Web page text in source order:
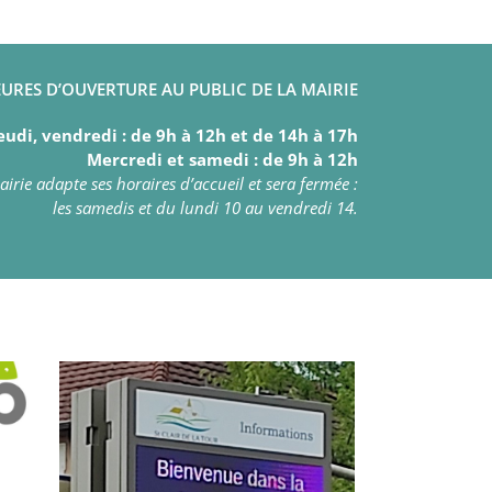
D’OUVERTURE AU PUBLIC DE LA MAIRIE
vendredi : de 9h à 12h et de 14h à 17h
Mercredi et samedi : de 9h à 12h
adapte ses horaires d’accueil et sera fermée :
les samedis et du lundi 10 au vendredi 14.